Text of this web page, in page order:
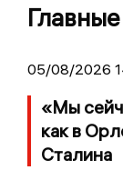
05/08/2026
«Мы
как в
Сталина